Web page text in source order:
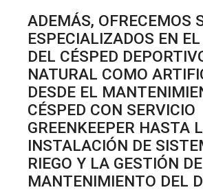
ADEMÁS, OFRECEMOS
ESPECIALIZADOS EN
DEL CÉSPED
NATURAL COMO
DESDE EL
CÉSPED CON SERVICIO
GREENKEEPER HASTA
INSTALACIÓN DE
RIEGO Y LA GESTIÓN
MANTENIMIENTO DEL